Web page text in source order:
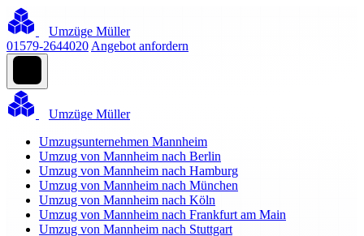
Umzüge Müller
01579-2644020 Angebot anfordern
Umzüge Müller
Umzugsunternehmen Mannheim
Umzug von Mannheim nach Berlin
Umzug von Mannheim nach Hamburg
Umzug von Mannheim nach München
Umzug von Mannheim nach Köln
Umzug von Mannheim nach Frankfurt am Main
Umzug von Mannheim nach Stuttgart